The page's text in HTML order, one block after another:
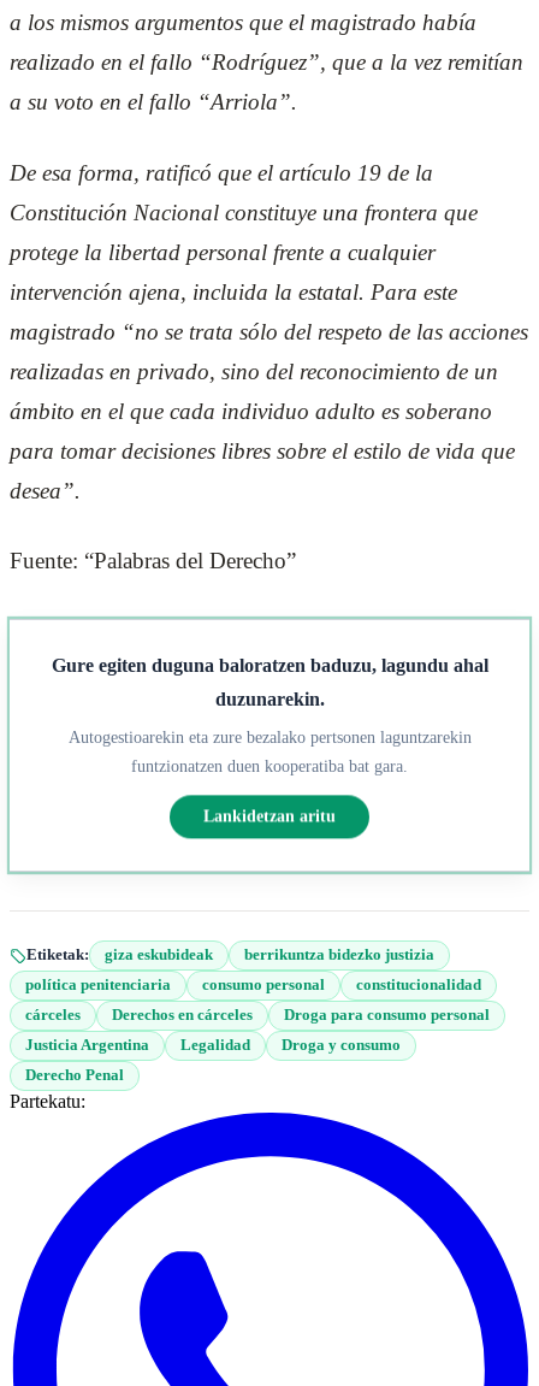
a los mismos argumentos que el magistrado había
realizado en el fallo “Rodríguez”, que a la vez remitían
a su voto en el fallo “Arriola”.
De esa forma, ratificó que el artículo 19 de la
Constitución Nacional constituye una frontera que
protege la libertad personal frente a cualquier
intervención ajena, incluida la estatal. Para este
magistrado “no se trata sólo del respeto de las acciones
realizadas en privado, sino del reconocimiento de un
ámbito en el que cada individuo adulto es soberano
para tomar decisiones libres sobre el estilo de vida que
desea”.
Fuente: “Palabras del Derecho”
Gure egiten duguna baloratzen baduzu, lagundu ahal
duzunarekin.
Autogestioarekin eta zure bezalako pertsonen laguntzarekin
funtzionatzen duen kooperatiba bat gara.
Lankidetzan aritu
Etiketak: giza eskubideak
berrikuntza bidezko justizia
política penitenciaria
consumo personal
constitucionalidad
cárceles
Derechos en cárceles
Droga para consumo personal
Justicia Argentina
Legalidad
Droga y consumo
Derecho Penal
Partekatu: